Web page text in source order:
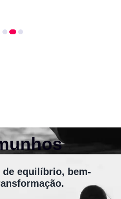
equilíbrio, bem-